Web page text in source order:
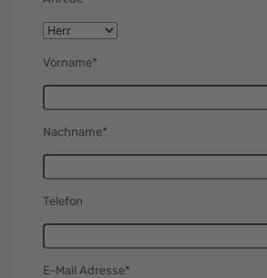
Vorname*
Nachname*
Telefon
E-Mail Adresse*